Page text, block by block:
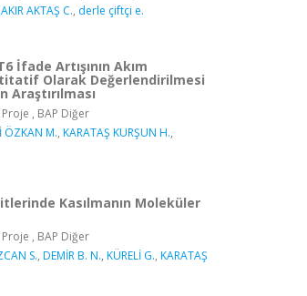
AKTAŞ C., derle çiftçi e.
İfade Artışının Akım
Olarak Değerlendirilmesi
Araştırılması
, BAP Diğer
ÖZKAN M., KARATAŞ KURŞUN H.,
Kasılmanın Moleküler
, BAP Diğer
S., DEMİR B. N., KÜRELİ G., KARATAŞ